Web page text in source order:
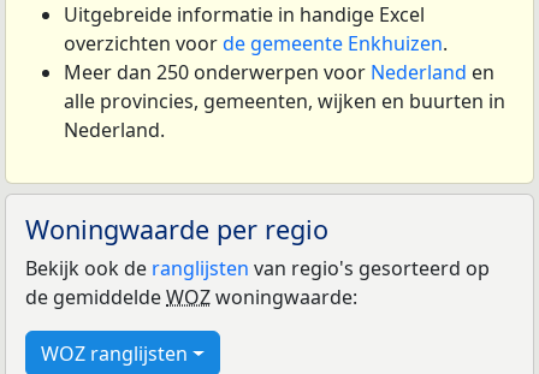
Uitgebreide informatie in handige Excel
overzichten voorde gemeente Enkhuizen.
Meer dan 250 onderwerpen voor Nederland en
alle provincies, gemeenten, wijken en buurten in
Nederland.
Woningwaarde per regio
Bekijk ook de ranglijsten van regio's gesorteerd op
de gemiddeldeWOZwoningwaarde:
WOZ ranglijsten